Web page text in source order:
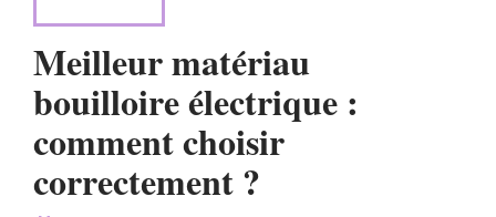
Meilleur matériau
bouilloire électrique :
comment choisir
correctement ?